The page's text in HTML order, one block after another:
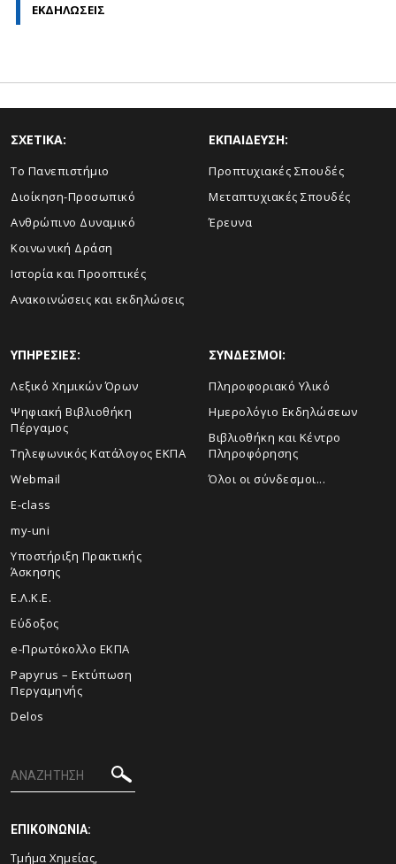
ΕΚΔΗΛΩΣΕΙΣ
ΣΧΕΤΙΚΑ:
Το Πανεπιστήμιο
Διοίκηση-Προσωπικό
Ανθρώπινο Δυναμικό
Κοινωνική Δράση
Ιστορία και Προοπτικές
Ανακοινώσεις και εκδηλώσεις
ΕΚΠΑΙΔΕΥΣΗ:
Προπτυχιακές Σπουδές
Μεταπτυχιακές Σπουδές
Έρευνα
ΥΠΗΡΕΣΙΕΣ:
Λεξικό Χημικών Όρων
Ψηφιακή Βιβλιοθήκη
Πέργαμος
Τηλεφωνικός Κατάλογος ΕΚΠΑ
Webmail
E-class
my-uni
Υποστήριξη Πρακτικής
Άσκησης
Ε.Λ.Κ.Ε.
Εύδοξος
e-Πρωτόκολλο ΕΚΠΑ
Papyrus – Εκτύπωση
Περγαμηνής
Delos
ΣΥΝΔΕΣΜΟΙ:
Πληροφοριακό Υλικό
Ημερολόγιο Εκδηλώσεων
Βιβλιοθήκη και Κέντρο
Πληροφόρησης
Όλοι οι σύνδεσμοι...
ΕΠΙΚΟΙΝΩΝΙΑ:
Τμήμα Χημείας,